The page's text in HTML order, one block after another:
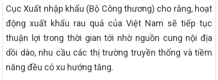
Cục Xuất nhập khẩu (Bộ Công thương) cho rằng, hoạt
động xuất khẩu rau quả của Việt Nam sẽ tiếp tục
thuận lợi trong thời gian tới nhờ nguồn cung nội địa
dồi dào, nhu cầu các thị trường truyền thống và tiềm
năng đều có xu hướng tăng.